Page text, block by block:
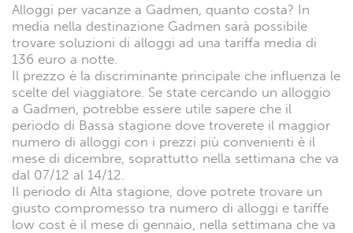
Alloggi per vacanze a Gadmen, quanto costa? In
media nella destinazione Gadmen sarà possibile
trovare soluzioni di alloggi ad una tariffa media di
136 euro a notte.
Il prezzo è la discriminante principale che influenza le
scelte del viaggiatore. Se state cercando un alloggio
a Gadmen, potrebbe essere utile sapere che il
periodo di Bassa stagione dove troverete il maggior
numero di alloggi con i prezzi più convenienti è il
mese di dicembre, soprattutto nella settimana che va
dal 07/12 al 14/12.
Il periodo di Alta stagione, dove potrete trovare un
giusto compromesso tra numero di alloggi e tariffe
low cost è il mese di gennaio, nella settimana che va